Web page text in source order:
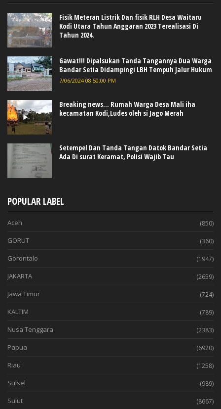
Fisik Meteran Listrik Dan fisik RLH Desa Waitaru
Kodi Utara Tahun Anggaran 2023 Terealisasi Di
Tahun 2024.
Gawat!!! Dipalsukan Tanda Tangannya Dua Warga
Bandar Setia Didampingi LBH Tempuh Jalur Hukum
7/06/2024 08:50:00 PM
Breaking news... Rumah Warga Desa Mali iha
kecamatan Kodi,Ludes oleh si Jago Merah
Setempel Dan Tanda Tangan Datok Bandar Setia
Ada Di surat Keramat, Polisi Wajib Tau
POPULAR LABEL
Aceh (850)
GORUT (360)
Gorontalo (1947)
JAKARTA (2659)
Jawa Timur (724)
KALTIM (789)
Nusa Tenggara (2383)
Papua (6920)
Riau (1258)
Sulsel (989)
Sulut (8667)